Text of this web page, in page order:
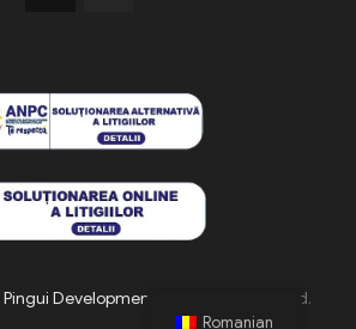
Pingui Development . All Rights Reserved.
Romanian